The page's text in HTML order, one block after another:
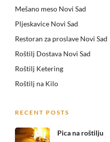
Mešano meso Novi Sad
Pljeskavice Novi Sad
Restoran za proslave Novi Sad
Roštilj Dostava Novi Sad
Roštilj Ketering
Roštilj na Kilo
RECENT POSTS
Pica na roštilju